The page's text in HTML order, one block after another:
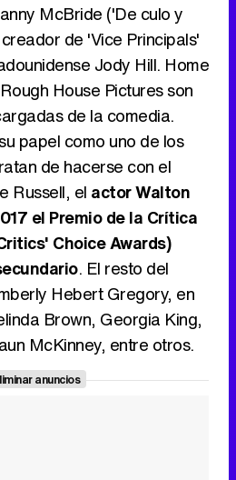
McBride ('De culo y
de 'Vice Principals'
Jody Hill. Home
House Pictures son
de la comedia.
papel como uno de los
de hacerse con el
Russell, el actor Walton
el Premio de la Crítica
Choice Awards)
. El resto del
Hebert Gregory, en
Brown, Georgia King,
McKinney, entre otros.
anuncios